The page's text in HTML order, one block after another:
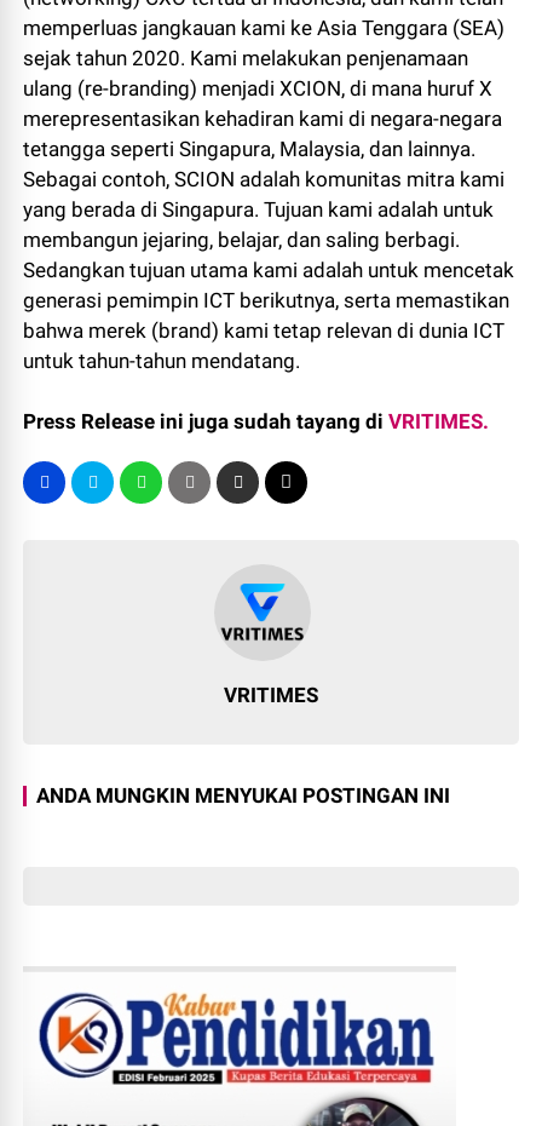
memperluas jangkauan kami ke Asia Tenggara (SEA)
sejak tahun 2020. Kami melakukan penjenamaan
ulang (re-branding) menjadi XCION, di mana huruf X
merepresentasikan kehadiran kami di negara-negara
tetangga seperti Singapura, Malaysia, dan lainnya.
Sebagai contoh, SCION adalah komunitas mitra kami
yang berada di Singapura. Tujuan kami adalah untuk
membangun jejaring, belajar, dan saling berbagi.
Sedangkan tujuan utama kami adalah untuk mencetak
generasi pemimpin ICT berikutnya, serta memastikan
bahwa merek (brand) kami tetap relevan di dunia ICT
untuk tahun-tahun mendatang.
Press Release ini juga sudah tayang diVRITIMES.
VRITIMES
ANDA MUNGKIN MENYUKAI POSTINGAN INI